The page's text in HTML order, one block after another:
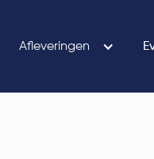
Afleveringen